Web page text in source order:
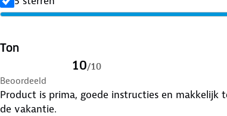
Ton
10/10
Beoordeeld
Product is prima, goede instructies en
de vakantie.